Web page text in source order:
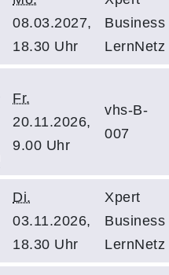
08.03.2027,
18.30 Uhr
Business
LernNetz
Fr.
20.11.2026,
9.00 Uhr
vhs-B-
007
Di.
03.11.2026,
18.30 Uhr
Xpert
Business
LernNetz